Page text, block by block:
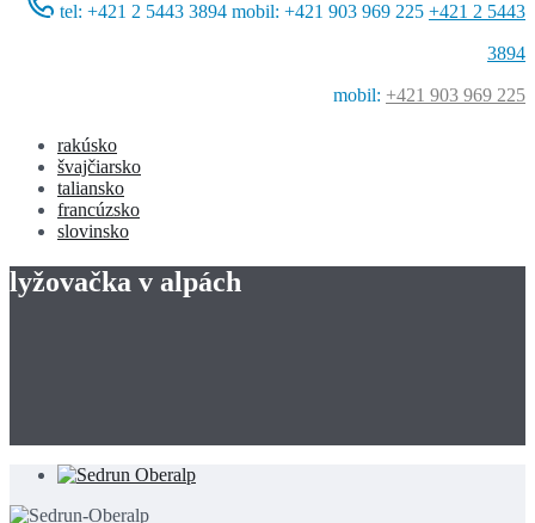
tel: +421 2 5443 3894 mobil: +421 903 969 225 +421 2 5443
3894
mobil: +421 903 969 225
rakúsko
švajčiarsko
taliansko
francúzsko
slovinsko
lyžovačka v alpách